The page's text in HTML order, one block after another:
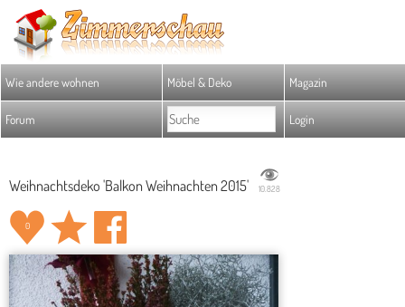
Wie andere wohnen Möbel & Deko Magazin
Forum Login
Weihnachtsdeko 'Balkon Weihnachten 2015' 10.828
0